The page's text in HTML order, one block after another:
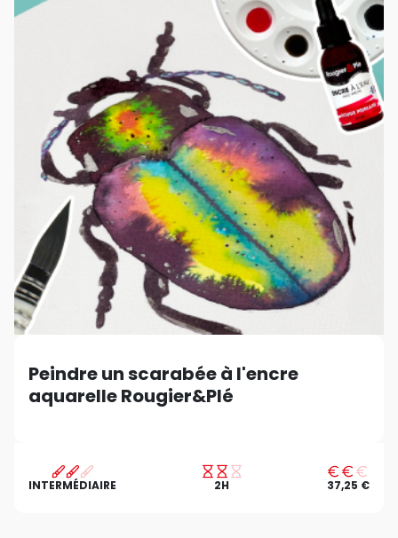
Peindre un scarabée à l'encre
aquarelle Rougier&Plé
INTERMÉDIAIRE 2H 37,25 €